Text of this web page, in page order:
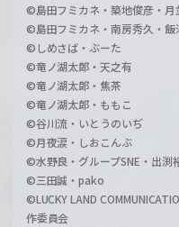
©島田フミカネ・築地俊彦・月
©島田フミカネ・南房秀久・飯
©しめさば・ぶーた
©竜ノ湖太郎・天之有
©竜ノ湖太郎・焦茶
©竜ノ湖太郎・ももこ
©谷川流・いとうのいぢ
©月夜涙・しおこんぶ
©水野良・グループSNE・出渕
©三田誠・pako
©LUCKY LAND
作委員会